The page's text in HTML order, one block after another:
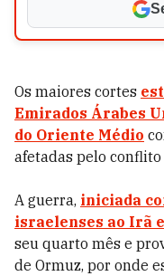
Os maiores cortes
Emirados Árabes
do Oriente Médio
afetadas pelo
A guerra, iniciada
israelenses ao Irã
seu quarto mês e
de Ormuz, por onde